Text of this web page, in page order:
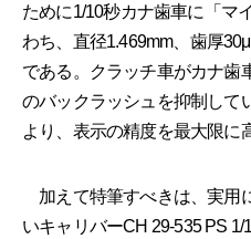
ために1/10秒カナ歯車に「マ
わち、直径1.469mm、歯厚
である。クラッチ車がカナ歯
のバックラッシュを抑制して
より、表示の精度を最大限に
加えて特筆すべきは、実用
いキャリバーCH 29-535 PS